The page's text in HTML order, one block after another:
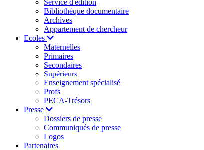
Service d'édition
Bibliothèque documentaire
Archives
Appartement de chercheur
Ecoles
Maternelles
Primaires
Secondaires
Supérieurs
Enseignement spécialisé
Profs
PECA-Trésors
Presse
Dossiers de presse
Communiqués de presse
Logos
Partenaires